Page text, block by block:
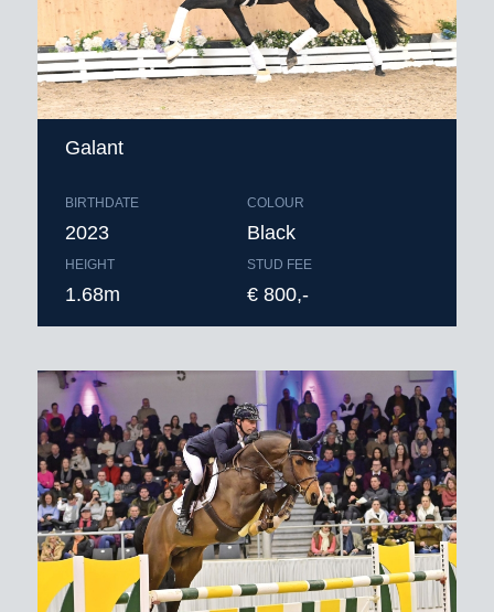
Galant
BIRTHDATE
2023
HEIGHT
1.68m
COLOUR
Black
STUD FEE
€ 800,-